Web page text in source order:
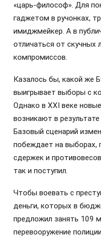
«царь-философ». Для
гаджетом в ручонках,
имиджмейкер. А в
отличаться от скучных
компромиссов.
Казалось бы, какой же
выигрывает выборы с
Однако в XXI веке
возникают в
Базовый сценарий
побеждает на выборах,
сдержек и
так и поступил.
Чтобы воевать с
деньги, которых в
предложил занять 109
перевооружение